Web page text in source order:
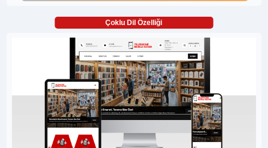
Çoklu Dil Özelliği